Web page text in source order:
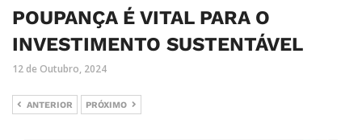
POUPANÇA É VITAL PARA O
INVESTIMENTO SUSTENTÁVEL
12 de Outubro, 2024
ANTERIOR PRÓXIMO